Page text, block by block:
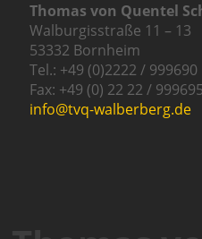
Thomas von Quentel
Walburgisstraße 11 – 13
53332 Bornheim
Tel.: +49 (0)2222 / 999690
Fax: +49 (0) 22 22 /
info@tvq-walberberg.de